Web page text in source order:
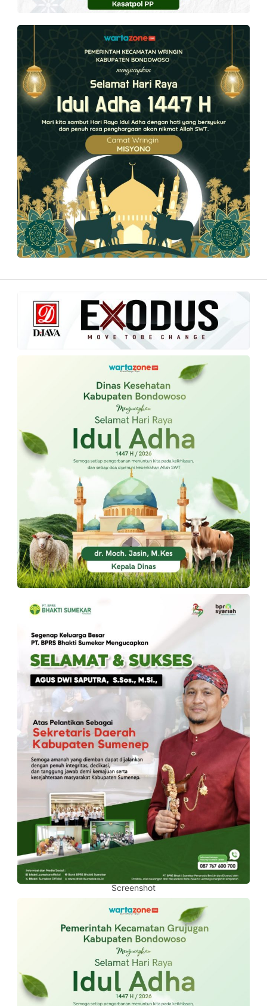
Screenshot